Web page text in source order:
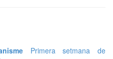
Primera setmana de